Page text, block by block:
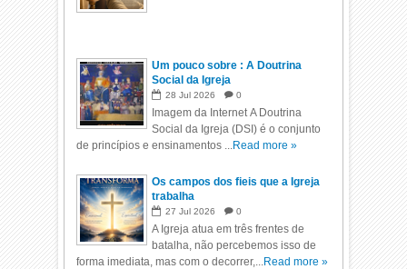
Um pouco sobre : A Doutrina
Social da Igreja
28 Jul 2026 0
Imagem da Internet A Doutrina
Social da Igreja (DSI) é o conjunto
de princípios e ensinamentos ...Read more »
Os campos dos fieis que a Igreja
trabalha
27 Jul 2026 0
A Igreja atua em três frentes de
batalha, não percebemos isso de
forma imediata, mas com o decorrer,...Read more »